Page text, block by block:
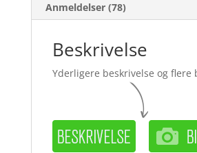
Anmeldelser (78)
Beskrivelse
Yderligere beskrivelse og flere